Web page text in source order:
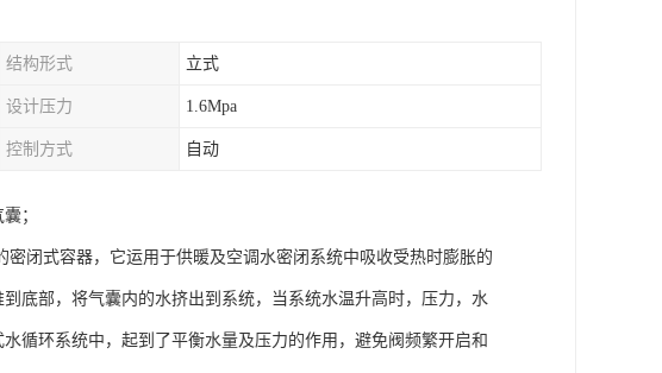
结构形式 立式
设计压力 1.6Mpa
控制方式 自动
；
闭式容器，它运用于供暖及空调水密闭系统中吸收受热时膨胀的
底部，将气囊内的水挤出到系统，当系统水温升高时，压力，水
循环系统中，起到了平衡水量及压力的作用，避免阀频繁开启和